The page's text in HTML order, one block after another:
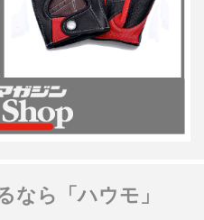
なら「ハウモ」